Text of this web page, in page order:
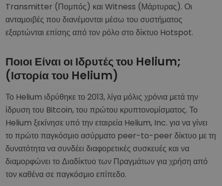
Transmitter (Πομπός) και Witness (Μάρτυρας). Οι
ανταμοιβές που διανέμονται μέσω του συστήματος
εξαρτώνται επίσης από τον ρόλο στο δίκτυο Hotspot.
Ποιοι Είναι οι Ιδρυτές του Helium;
(Ιστορία του Helium)
Το Helium ιδρύθηκε το 2013, λίγα μόλις χρόνια μετά την
ίδρυση του Bitcoin, του πρώτου κρυπτονομίσματος. Το
Helium ξεκίνησε υπό την εταιρεία Helium, Inc. για να γίνει
το πρώτο παγκόσμιο ασύρματο peer-to-peer δίκτυο με τη
δυνατότητα να συνδέει διαφορετικές συσκευές και να
διαμορφώνει το Διαδίκτυο των Πραγμάτων για χρήση από
τον καθένα σε παγκόσμιο επίπεδο.